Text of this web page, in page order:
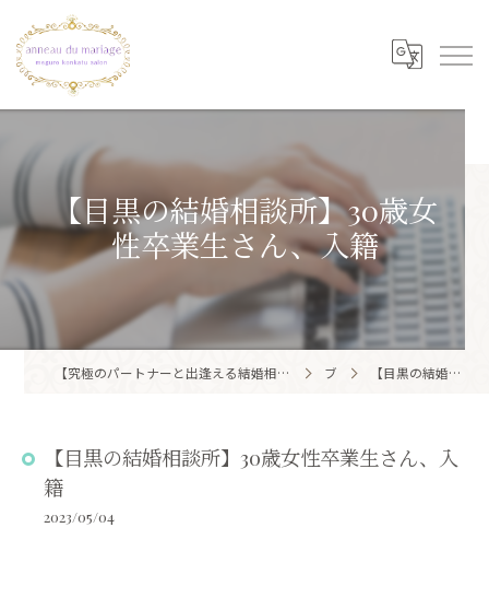
【目黒の結婚相談所】30歳女
性卒業生さん、入籍
【究極のパートナーと出逢える結婚相談所】目黒区・品川区で結婚相談所ならアノー・ド・マリアージュ 目黒婚活サロン ブログ 【目黒の結婚相談所】30歳女性卒業生さん、入籍
【目黒の結婚相談所】30歳女性卒業生さん、入
籍
2023/05/04